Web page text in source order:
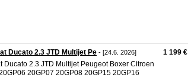
Ducato 2.3 JTD Multijet Pe - [24.6. 2026]
Ducato 2.3 JTD Multijet Peugeot Boxer Citroen
20GP07 20GP08 20GP15 20GP16
1 199 €